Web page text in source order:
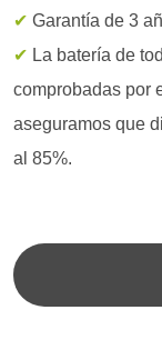
✔ Garantía de 3
✔ La batería de
comprobadas por
aseguramos que
al 85%.